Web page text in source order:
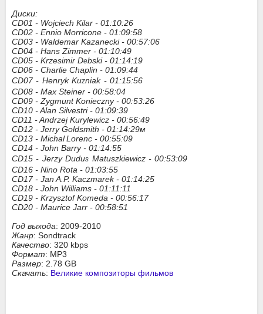
Диски:
CD01 - Wojciech Kilar - 01:10:26
CD02 - Ennio Morricone - 01:09:58
CD03 - Waldemar Kazanecki - 00:57:06
CD04 - Hans Zimmer - 01:10:49
CD05 - Krzesimir Debski - 01:14:19
CD06 - Charlie Chaplin - 01:09:44
CD07 - Henryk Kuzniak - 01:15:56
CD08 - Max Steiner - 00:58:04
CD09 - Zygmunt Konieczny - 00:53:26
CD10 - Alan Silvestri - 01:09:39
CD11 - Andrzej Kurylewicz - 00:56:49
CD12 - Jerry Goldsmith - 01:14:29м
CD13 - MichalLorenc - 00:55:09
CD14 - John Barry - 01:14:55
CD15 - Jerzy Dudus Matuszkiewicz - 00:53:09
CD16 - Nino Rota - 01:03:55
CD17 - Jan A.P. Kaczmarek - 01:14:25
CD18 - John Williams - 01:11:11
CD19 - Krzysztof Komeda - 00:56:17
CD20 - Maurice Jarr - 00:58:51
Год выхода: 2009-2010
Жанр: Sondtrack
Качество: 320 kbps
Формат: MP3
Размер: 2.78 GB
Скачать: Великие композиторы фильмов